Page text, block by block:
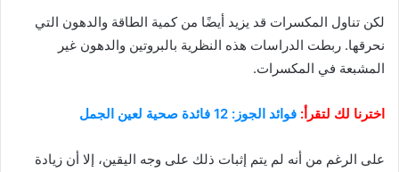
لكن تناول المكسرات قد يزيد أيضًا من كمية الطاقة والدهون التي
نحرقها. ربطت الدراسات هذه النظرية بالبروتين والدهون غير
المشبعة في المكسرات.
اخترنا لك لتقرأ: فوائد الجوز: 12 فائدة صحية لعين الجمل
على الرغم من أنه لم يتم إثبات ذلك على وجه اليقين، إلا أن زيادة